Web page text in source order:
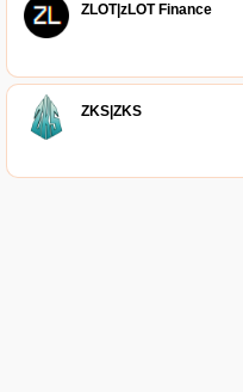
ZLOT|zLOT Finance
ZKS|ZKS